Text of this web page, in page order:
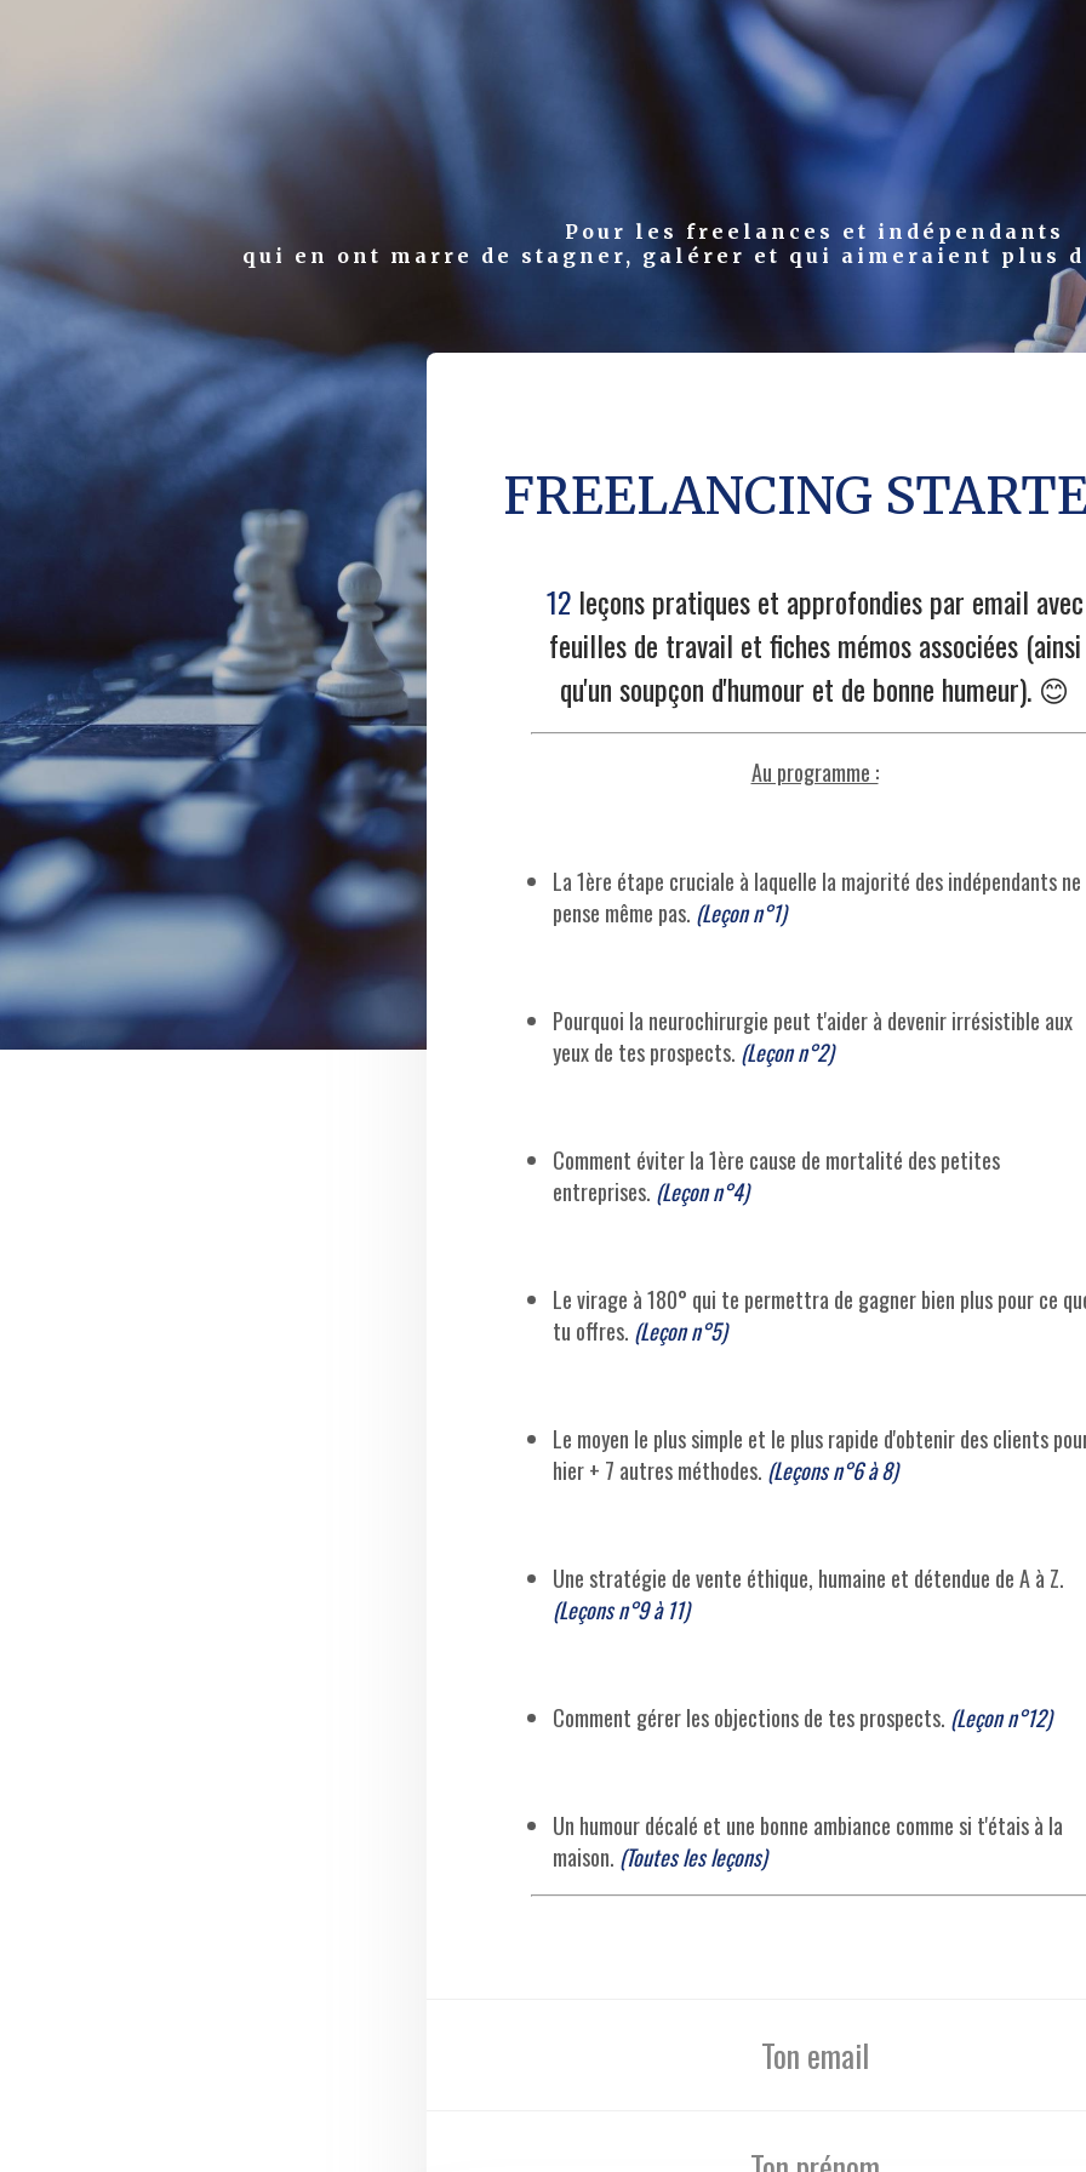
Pour les freelances et indépendants
qui en ont marre de stagner, galérer et qui aimeraient plus
FREELANCING
12 leçons pratiques et approfondies par email avec
feuilles de travail et fiches mémos associées (ainsi
qu'un soupçon d'humour et de bonne humeur). 😊
Au programme :
La 1ère étape cruciale à laquelle la majorité des indépendants ne
pense même pas. (Leçon n°1)
Pourquoi la neurochirurgie peut t'aider à devenir irrésistible aux
yeux de tes prospects. (Leçon n°2)
Comment éviter la 1ère cause de mortalité des petites
entreprises. (Leçon n°4)
Le virage à 180° qui te permettra de gagner bien plus pour ce
tu offres. (Leçon n°5)
Le moyen le plus simple et le plus rapide d'obtenir des clients
hier + 7 autres méthodes. (Leçons n°6 à 8)
Une stratégie de vente éthique, humaine et détendue de A à Z.
(Leçons n°9 à 11)
Comment gérer les objections de tes prospects. (Leçon n°12)
Un humour décalé et une bonne ambiance comme si t'étais à la
maison. (Toutes les leçons)